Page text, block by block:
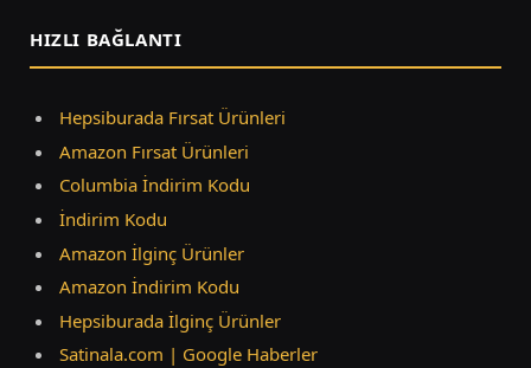
HIZLI BAĞLANTI
Hepsiburada Fırsat Ürünleri
Amazon Fırsat Ürünleri
Columbia İndirim Kodu
İndirim Kodu
Amazon İlginç Ürünler
Amazon İndirim Kodu
Hepsiburada İlginç Ürünler
Satinala.com | Google Haberler